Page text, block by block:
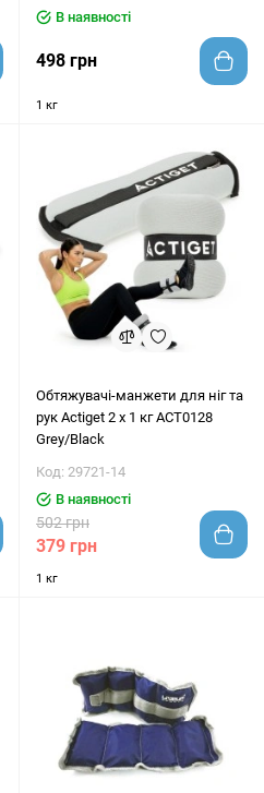
В наявності
498 грн
1 кг
Обтяжувачі-манжети для ніг та
рук Actiget 2 x 1 кг ACT0128
Grey/Black
Код: 29721-14
В наявності
502 грн
379 грн
1 кг